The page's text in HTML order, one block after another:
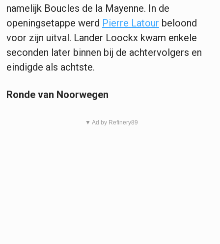
namelijk Boucles de la Mayenne. In de
openingsetappe werd Pierre Latour beloond
voor zijn uitval. Lander Loockx kwam enkele
seconden later binnen bij de achtervolgers en
eindigde als achtste.
Ronde van Noorwegen
▼ Ad by Refinery89